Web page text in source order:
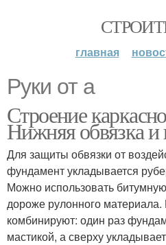
главная
Руки от а
Строение
Нижняя обвязка и
Для защиты обвязки от
фундамент укладывается
Можно использовать
дороже рулонного
комбинируют: один раз
мастикой, а сверху